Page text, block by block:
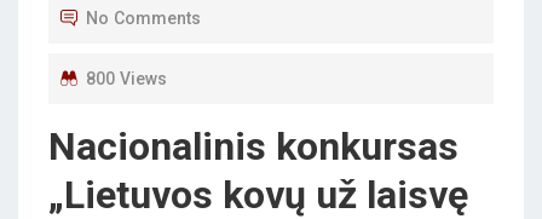
No Comments
800 Views
Nacionalinis konkursas
„Lietuvos kovų už laisvę